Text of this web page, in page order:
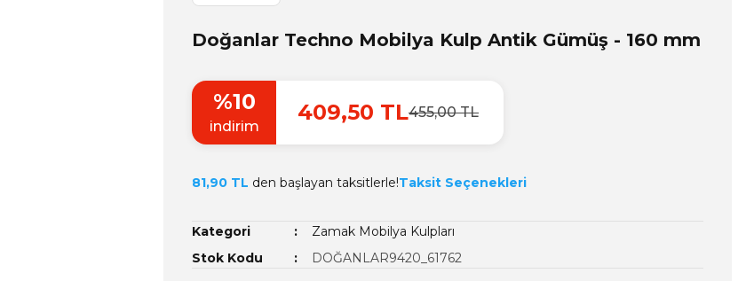
Doğanlar Techno Mobilya Kulp Antik Gümüş - 160 mm
%10
indirim
409,50 TL455,00 TL
81,90 TL den başlayan taksitlerle!Taksit Seçenekleri
Kategori
Zamak Mobilya Kulpları
Stok Kodu
DOĞANLAR9420_61762